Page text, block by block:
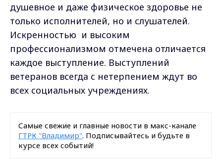
душевное и даже физическое здоровье не
только исполнителей, но и слушателей.
Искренностью и высоким
профессионализмом отмечена отличается
каждое выступление. Выступлений
ветеранов всегда с нетерпением ждут во
всех социальных учреждениях.
Самые свежие и главные новости в макс-канале
ГТРК "Владимир". Подписывайтесь и будьте в
курсе всех событий!